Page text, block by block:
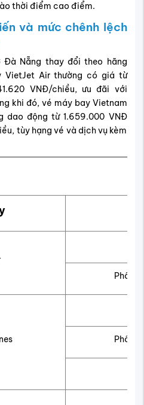
thời điểm cao điểm.
và mức chênh lệch
Đà Nẵng thay đổi theo hãng
VietJet Air thường có giá từ
VNĐ/chiều, ưu đãi với
khi đó, vé máy bay Vietnam
dao động từ 1.659.000 VNĐ
tùy hạng vé và dịch vụ kèm
Phổ
Phổ